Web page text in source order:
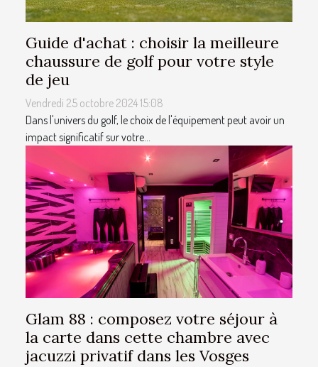
Guide d'achat : choisir la meilleure
chaussure de golf pour votre style
de jeu
Vendredi 25 octobre 2024 15:08
Dans l'univers du golf, le choix de l'équipement peut avoir un
impact significatif sur votre...
Glam 88 : composez votre séjour à
la carte dans cette chambre avec
jacuzzi privatif dans les Vosges